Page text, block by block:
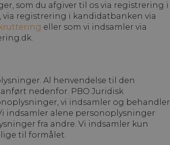
som du afgiver til os via registrering i
, via registrering i kandidatbanken via
eller som vi indsamler via
Al henvendelse til den
nedenfor. PBO Juridisk
vi indsamler og behandler
indsamler alene personoplysninger
fra andre. Vi indsamler kun
til formålet.